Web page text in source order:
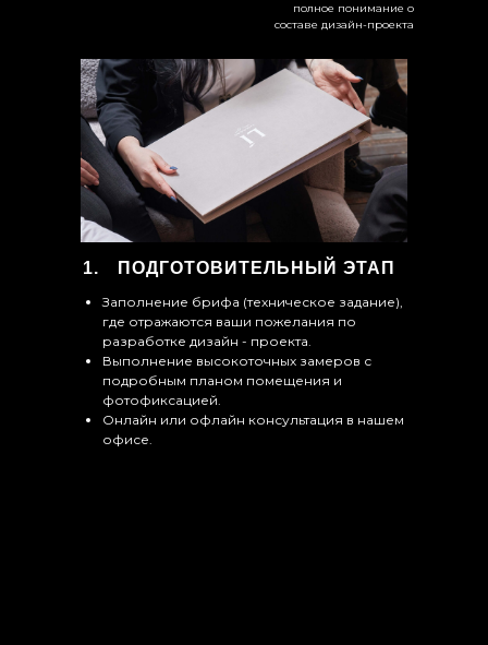
ПОДГОТОВИТЕЛЬНЫЙ ЭТАП
Заполнение брифа (техническое задание),
где отражаются ваши пожелания по
разработке дизайн - проекта.
Выполнение высокоточных замеров с
подробным планом помещения и
фотофиксацией.
Онлайн или офлайн консультация в нашем
офисе.
полное понимание о
составе дизайн-проекта